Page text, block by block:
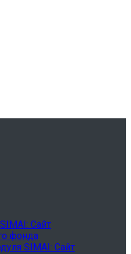
Сайт
фонда
SIMAI: Сайт